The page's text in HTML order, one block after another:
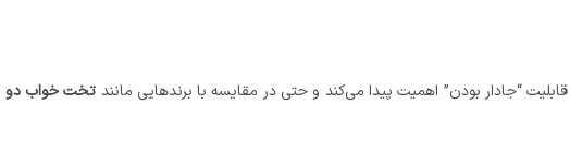
“جادار بودن” اهمیت پیدا می‌کند و حتی در مقایسه با برندهایی مانند تخت خواب دو